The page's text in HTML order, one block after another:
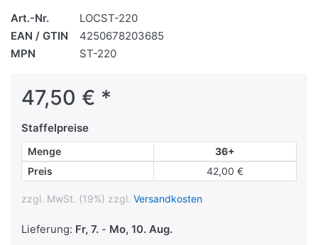
Art.-Nr.
LOCST-220
EAN / GTIN
4250678203685
MPN
ST-220
47,50 € *
Staffelpreise
Menge
36+
Preis
42,00 €
zzgl. MwSt. (19%) zzgl. Versandkosten
Lieferung: Fr, 7. - Mo, 10. Aug.